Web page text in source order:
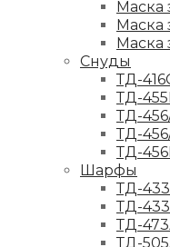
Маска
Маска
Маска
Снуды
ТД-
ТД-
ТД-
ТД-
ТД-
Шарфы
ТД-
ТД-
ТД-
ТД-